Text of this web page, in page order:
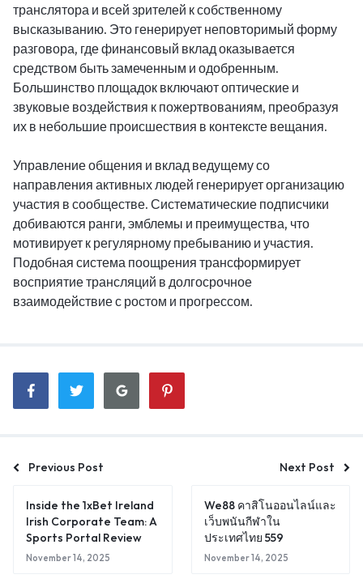
транслятора и всей зрителей к собственному
высказыванию. Это генерирует неповторимый форму
разговора, где финансовый вклад оказывается
средством быть замеченным и одобренным.
Большинство площадок включают оптические и
звуковые воздействия к пожертвованиям, преобразуя
их в небольшие происшествия в контексте вещания.
Управление общения и вклад ведущему со
направления активных людей генерирует организацию
участия в сообществе. Систематические подписчики
добиваются ранги, эмблемы и преимущества, что
мотивирует к регулярному пребыванию и участия.
Подобная система поощрения трансформирует
восприятие трансляций в долгосрочное
взаимодействие с ростом и прогрессом.
Previous Post Next Post
Inside the 1xBet Ireland
Irish Corporate Team: A
Sports Portal Review
November 14, 2025
We88 คาสิโนออนไลน์และ
เว็บพนันกีฬาใน
ประเทศไทย 559
November 14, 2025